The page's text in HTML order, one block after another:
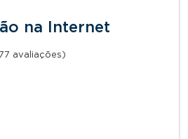
na Internet
avaliações)